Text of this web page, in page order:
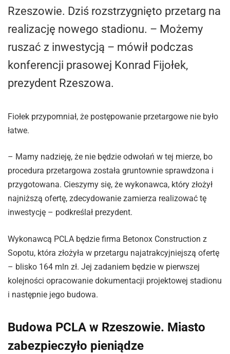
Rzeszowie. Dziś rozstrzygnięto przetarg na
realizację nowego stadionu. – Możemy
ruszać z inwestycją – mówił podczas
konferencji prasowej Konrad Fijołek,
prezydent Rzeszowa.
Fiołek przypomniał, że postępowanie przetargowe nie było
łatwe.
– Mamy nadzieję, że nie będzie odwołań w tej mierze, bo
procedura przetargowa została gruntownie sprawdzona i
przygotowana. Cieszymy się, że wykonawca, który złożył
najniższą ofertę, zdecydowanie zamierza realizować tę
inwestycję – podkreślał prezydent.
Wykonawcą PCLA będzie firma Betonox Construction z
Sopotu, która złożyła w przetargu najatrakcyjniejszą ofertę
– blisko 164 mln zł. Jej zadaniem będzie w pierwszej
kolejności opracowanie dokumentacji projektowej stadionu
i następnie jego budowa.
Budowa PCLA w Rzeszowie. Miasto
zabezpieczyło pieniądze